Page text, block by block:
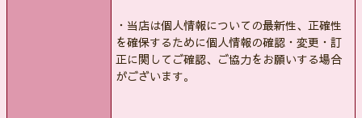
・当店は個人情報についての最新性、正確性
を確保するために個人情報の確認・変更・訂
正に関してご確認、ご協力をお願いする場合
がございます。